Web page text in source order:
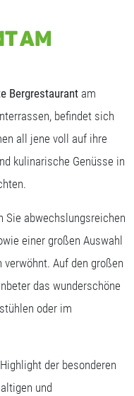
AM
Bergrestaurant am
befindet sich
all jene voll auf ihre
kulinarische Genüsse in
Sie abwechslungsreichen
einer großen Auswahl
Auf den großen
das wunderschöne
oder im
der besonderen
und